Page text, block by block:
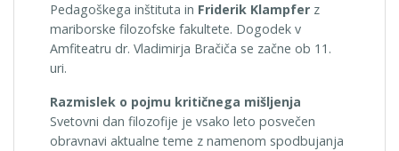
Pedagoškega inštituta in Friderik Klampfer z
mariborske filozofske fakultete. Dogodek v
Amfiteatru dr. Vladimirja Bračiča se začne ob 11.
uri.
Razmislek o pojmu kritičnega mišljenja
Svetovni dan filozofije je vsako leto posvečen
obravnavi aktualne teme z namenom spodbujanja